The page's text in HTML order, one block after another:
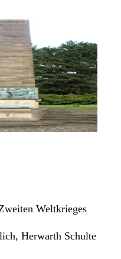
Weltkrieges
Herwarth Schulte